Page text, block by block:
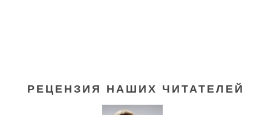
РЕЦЕНЗИЯ НАШИХ ЧИТАТЕЛЕЙ